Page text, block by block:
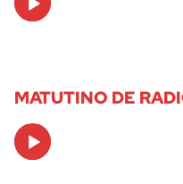
Player
MATUTINO DE
Audio
Player